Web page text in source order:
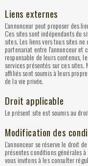
Liens externes
L'annonceur peut proposer des
Ces sites sont indépendants du
sites. Les liens vers tous sites
partenariat entre l'annonceur et
responsable de leurs contenus,
services présentés sur ces sites.
affiliés sont soumis à leurs
de la vie privée.
Droit applicable
Le présent site est soumis au
Modification des
L'annonceur se réserve le droit
présentes conditions générales
vous invitons à les consulter